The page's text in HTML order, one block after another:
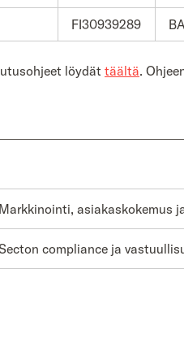
FI30939289
löydät täältä.
asiakaskokemus
compliance ja